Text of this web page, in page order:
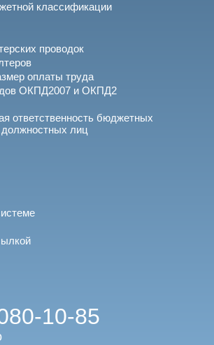
классификации
проводок
оплаты труда
ОКПД2007 и ОКПД2
ответственность бюджетных
лиц
10-85